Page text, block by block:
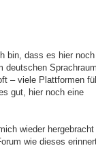
bin, dass es hier
deutschen
– viele Plattformen
gut, hier noch eine
wieder
wie dieses